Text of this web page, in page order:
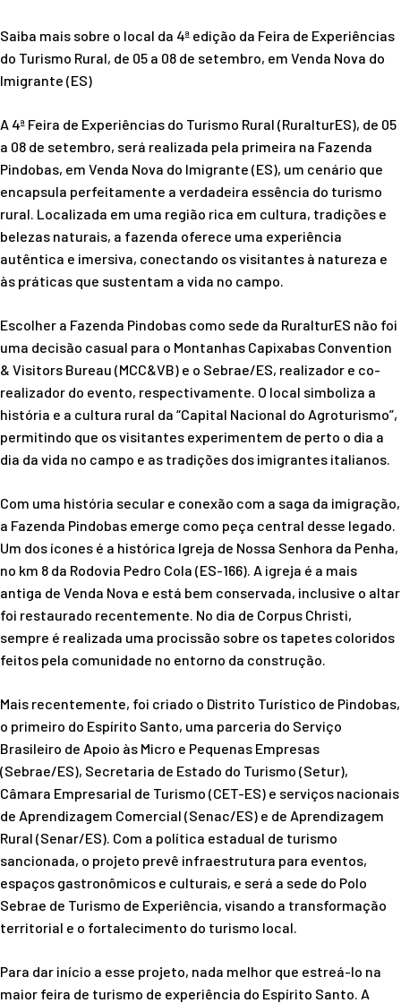
Saiba mais sobre o local da 4ª edição da Feira de Experiências
do Turismo Rural, de 05 a 08 de setembro, em Venda Nova do
Imigrante (ES)
A 4ª Feira de Experiências do Turismo Rural (RuralturES), de 05
a 08 de setembro, será realizada pela primeira na Fazenda
Pindobas, em Venda Nova do Imigrante (ES), um cenário que
encapsula perfeitamente a verdadeira essência do turismo
rural. Localizada em uma região rica em cultura, tradições e
belezas naturais, a fazenda oferece uma experiência
autêntica e imersiva, conectando os visitantes à natureza e
às práticas que sustentam a vida no campo.
Escolher a Fazenda Pindobas como sede da RuralturES não foi
uma decisão casual para o Montanhas Capixabas Convention
& Visitors Bureau (MCC&VB) e o Sebrae/ES, realizador e co-
realizador do evento, respectivamente. O local simboliza a
história e a cultura rural da “Capital Nacional do Agroturismo”,
permitindo que os visitantes experimentem de perto o dia a
dia da vida no campo e as tradições dos imigrantes italianos.
Com uma história secular e conexão com a saga da imigração,
a Fazenda Pindobas emerge como peça central desse legado.
Um dos ícones é a histórica Igreja de Nossa Senhora da Penha,
no km 8 da Rodovia Pedro Cola (ES-166). A igreja é a mais
antiga de Venda Nova e está bem conservada, inclusive o altar
foi restaurado recentemente. No dia de Corpus Christi,
sempre é realizada uma procissão sobre os tapetes coloridos
feitos pela comunidade no entorno da construção.
Mais recentemente, foi criado o Distrito Turístico de Pindobas,
o primeiro do Espírito Santo, uma parceria do Serviço
Brasileiro de Apoio às Micro e Pequenas Empresas
(Sebrae/ES), Secretaria de Estado do Turismo (Setur),
Câmara Empresarial de Turismo (CET-ES) e serviços nacionais
de Aprendizagem Comercial (Senac/ES) e de Aprendizagem
Rural (Senar/ES). Com a política estadual de turismo
sancionada, o projeto prevê infraestrutura para eventos,
espaços gastronômicos e culturais, e será a sede do Polo
Sebrae de Turismo de Experiência, visando a transformação
territorial e o fortalecimento do turismo local.
Para dar início a esse projeto, nada melhor que estreá-lo na
maior feira de turismo de experiência do Espírito Santo. A